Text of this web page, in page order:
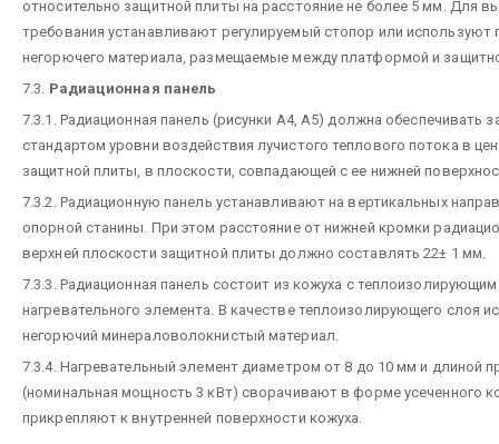
относительно защитной плиты на расстояние не более 5 мм. Для
требования устанавливают регулируемый стопор или используют
негорючего материала, размещаемые между платформой и
7.3. Радиационная панель
7.3.1. Радиационная панель (рисунки А4, А5) должна обеспечивать
стандартом уровни воздействия лучистого теплового потока в
защитной плиты, в плоскости, совпадающей с ее нижней
7.3.2. Радиационную панель устанавливают на вертикальных
опорной станины. При этом расстояние от нижней кромки
верхней плоскости защитной плиты должно составлять 22± 1 мм.
7.3.3. Радиационная панель состоит из кожуха с
нагревательного элемента. В качестве теплоизолирующего слоя
негорючий минераловолокнистый материал.
7.3.4. Нагревательный элемент диаметром от 8 до 10 мм и длиной
(номинальная мощность 3 кВт) сворачивают в форме усеченного
прикрепляют к внутренней поверхности кожуха.